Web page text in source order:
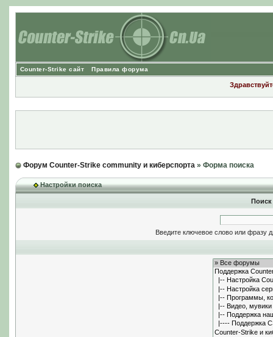
Counter-Strike сайт Правила форума
Форум Counter-Strike community и киберспорта» Форма поиска
Настройки поиска
Введите ключевое слово или фразу